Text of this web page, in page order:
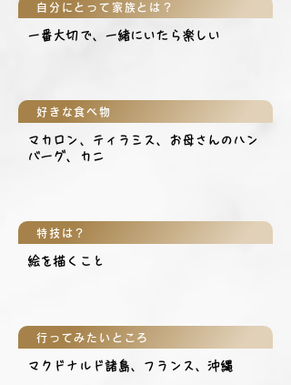
自分にとって家族とは？
一番大切で、一緒にいたら楽しい
好きな食べ物
マカロン、ティラミス、お母さんのハン
バーグ、カニ
特技は？
絵を描くこと
行ってみたいところ
マクドナルド諸島、フランス、沖縄